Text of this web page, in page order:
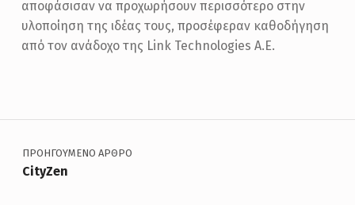
αποφάσισαν να προχωρήσουν περισσότερο στην
υλοποίηση της ιδέας τους, προσέφεραν καθοδήγηση
από τον ανάδοχο της Link Technologies Α.Ε.
Πλοήγηση άρθρων
ΠΡΟΗΓΟΎΜΕΝΟ ΆΡΘΡΟ
CityZen